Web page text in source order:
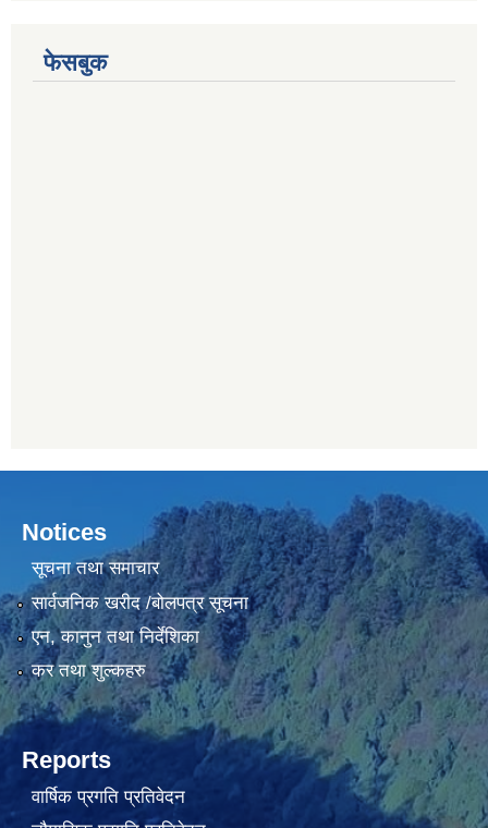
फेसबुक
Notices
सूचना तथा समाचार
सार्वजनिक खरीद /बोलपत्र सूचना
एन, कानुन तथा निर्देशिका
कर तथा शुल्कहरु
Reports
वार्षिक प्रगति प्रतिवेदन